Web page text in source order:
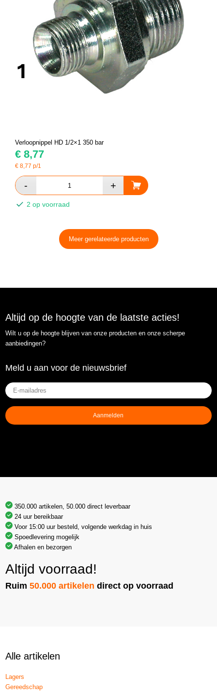
Verloopnippel HD 1/2×1 350 bar
€ 8,77
€8,77 p/1
2 op voorraad
Meer gerelateerde producten
Altijd op de hoogte van de laatste acties!
Wilt u op de hoogte blijven van onze producten en onze scherpe
aanbiedingen?
Meld u aan voor de nieuwsbrief
E-
mailadres(Vereist)
Aanmelden
350.000 artikelen, 50.000 direct leverbaar
24 uur bereikbaar
Voor 15:00 uur besteld, volgende werkdag in huis
Spoedlevering mogelijk
Afhalen en bezorgen
Altijd voorraad!
Ruim50.000 artikelen direct op voorraad
Alle artikelen
Lagers
Gereedschap